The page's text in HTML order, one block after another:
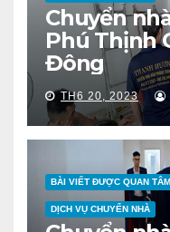
Chuyển
Phú Thịnh
Đông
TH6 20, 2023
BÀI VIẾT ĐƯỢC QUAN
DỊCH VỤ CHUYỂN NHÀ